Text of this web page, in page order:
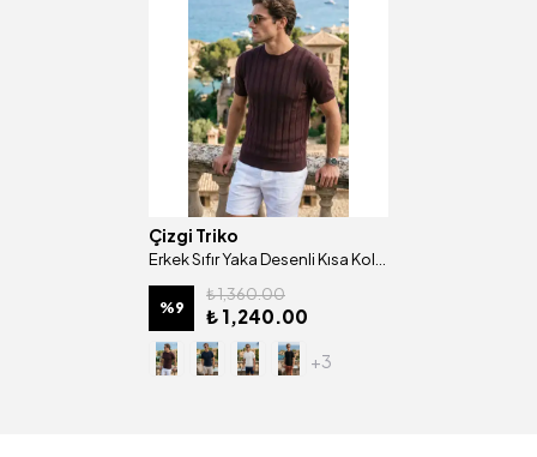
Çizgi Triko
Erkek Sıfır Yaka Desenli Kısa Kollu Yazlık Triko Tişört Klasik Kalıp - 5315
%9
₺ 1,360.00
₺ 1,240.00
+3